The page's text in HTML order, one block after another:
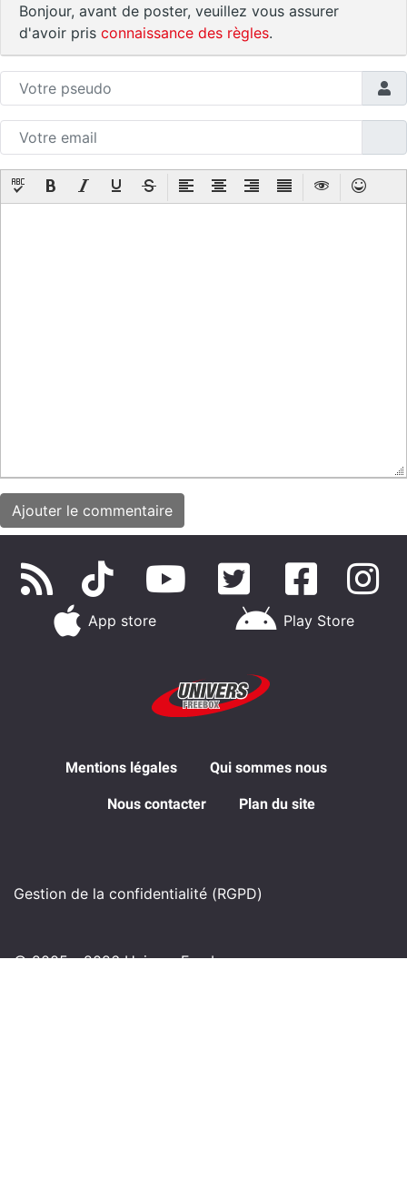
Bonjour, avant de poster, veuillez vous assurer
d'avoir pris connaissance des règles.
App store Play Store
Mentions légales Qui sommes nous
Nous contacter Plan du site
Gestion de la confidentialité (RGPD)
© 2005 - 2026 Univers Freebox